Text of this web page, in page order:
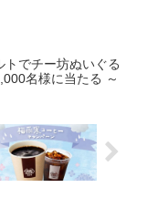
トでチー坊ぬいぐる
名様に当たる ～